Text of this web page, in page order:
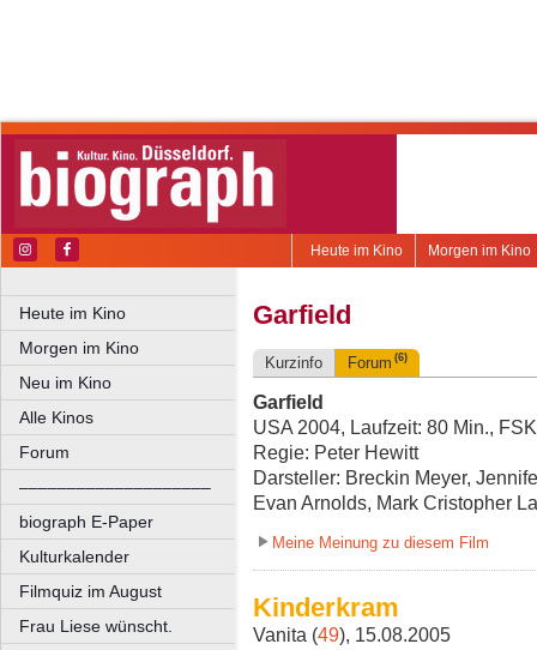
Morgen im Kino
Heute im Kino
Heute im Kino
Morgen im Kino
Neu im Kino
Alle Kinos
Forum
––––––––––––––––––––
biograph E-Paper
Kulturkalender
Filmquiz im August
Frau Liese wünscht.
Garfield
Kurzinfo Forum (6)
Garfield
USA 2004, Laufzeit: 80 Min.,
Regie: Peter Hewitt
Darsteller: Breckin Meyer,
Evan Arnolds, Mark Cristopher
Meine Meinung zu diesem Film
Kinderkram
Vanita (49), 15.08.2005